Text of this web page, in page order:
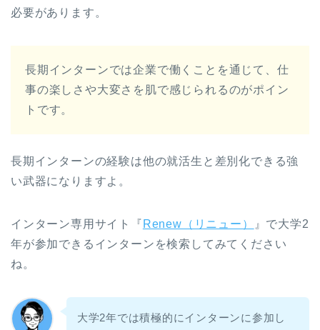
必要があります。
長期インターンでは企業で働くことを通じて、仕
事の楽しさや大変さを肌で感じられるのがポイン
トです。
長期インターンの経験は他の就活生と差別化できる強
い武器になりますよ。
インターン専用サイト『 Renew（リニュー）
』で大学2
年が参加できるインターンを検索してみてください
ね。
大学2年では積極的にインターンに参加し